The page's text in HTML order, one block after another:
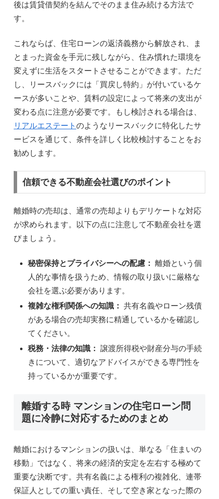
後は賃貸借契約を結んでそのまま住み続ける方法で
す。
これならば、住宅ローンの返済義務から解放され、ま
とまった資金を手元に残しながら、住み慣れた環境を
変えずに生活をスタートさせることができます。ただ
し、リースバックには「買戻し特約」が付いているケ
ースが多いことや、賃料の設定によって将来の支出が
変わる点に注意が必要です。もし検討される場合は、
リアルエステート のようなリースバックに特化したサ
ービスを通じて、条件を詳しく比較検討することをお
勧めします。
信頼できる不動産会社選びのポイント
離婚時の売却は、通常の売却よりもデリケートな対応
が求められます。以下の点に注意して不動産会社を選
びましょう。
秘密保持とプライバシーへの配慮： 離婚という個
人的な事情を扱うため、情報の取り扱いに厳格な
会社を選ぶ必要があります。
複雑な権利関係への知識： 共有名義やローン残債
がある場合の売却実務に精通しているかを確認し
てください。
税務・法律の知識： 譲渡所得税や財産分与の手続
きについて、適切なアドバイスができる専門性を
持っているかが重要です。
離婚する時 マンションの住宅ローン問
題に冷静に対応するためのまとめ
離婚におけるマンションの扱いは、単なる「住まいの
移動」ではなく、将来の経済的安定を左右する極めて
重要な決断です。共有名義による権利の複雑化、連帯
保証人としての重い責任、そして空き家となった際の